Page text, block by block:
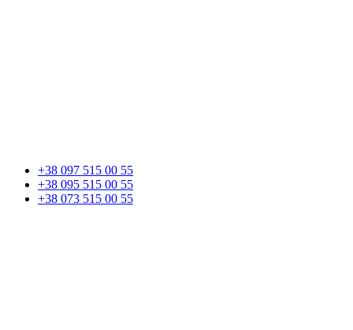
+38 097 515 00 55
+38 095 515 00 55
+38 073 515 00 55